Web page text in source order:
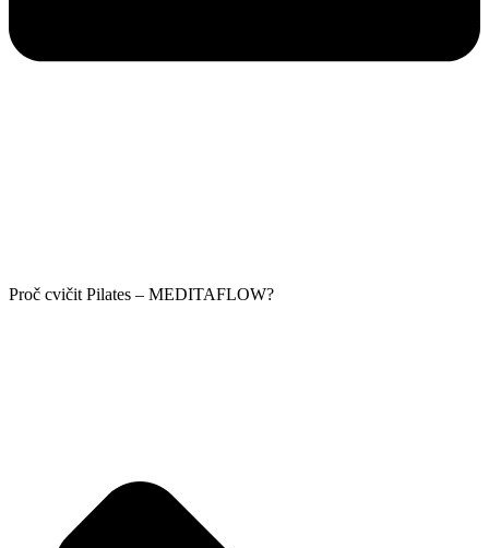
Proč cvičit Pilates – MEDITAFLOW?